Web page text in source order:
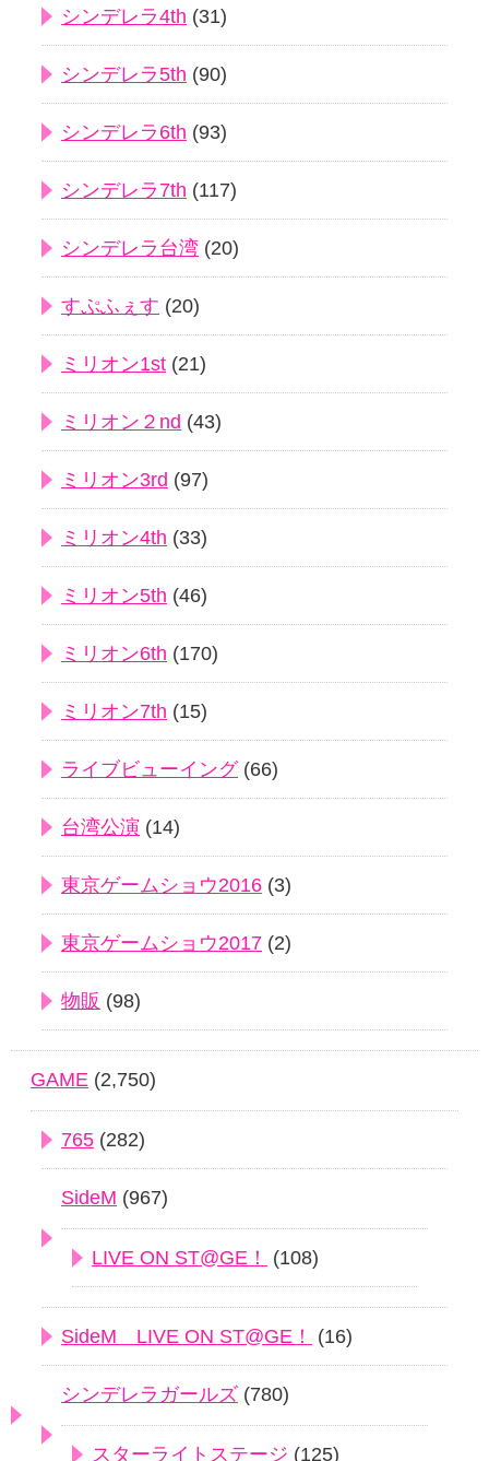
シンデレラ4th (31)
シンデレラ5th (90)
シンデレラ6th (93)
シンデレラ7th (117)
シンデレラ台湾 (20)
すぷふぇす (20)
ミリオン1st (21)
ミリオン２nd (43)
ミリオン3rd (97)
ミリオン4th (33)
ミリオン5th (46)
ミリオン6th (170)
ミリオン7th (15)
ライブビューイング(66)
台湾公演 (14)
東京ゲームショウ2016 (3)
東京ゲームショウ2017 (2)
物販 (98)
GAME (2,750)
765 (282)
SideM (967)
LIVE ON ST@GE！ (108)
SideM LIVE ON ST@GE！ (16)
シンデレラガールズ (780)
スターライトステージ (125)